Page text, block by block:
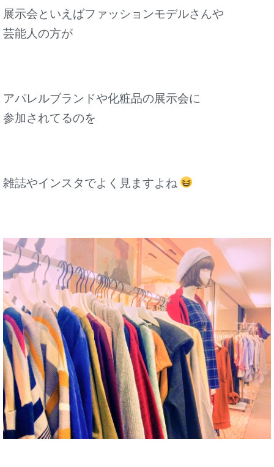
展示会といえばファッションモデルさんや
芸能人の方が
アパレルブランドや化粧品の展示会に
参加されてるのを
雑誌やインスタでよく見ますよね